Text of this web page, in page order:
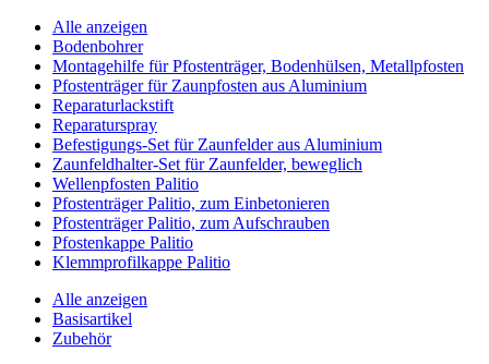
Alle anzeigen
Bodenbohrer
Montagehilfe für Pfostenträger, Bodenhülsen, Metallpfosten
Pfostenträger für Zaunpfosten aus Aluminium
Reparaturlackstift
Reparaturspray
Befestigungs-Set für Zaunfelder aus Aluminium
Zaunfeldhalter-Set für Zaunfelder, beweglich
Wellenpfosten Palitio
Pfostenträger Palitio, zum Einbetonieren
Pfostenträger Palitio, zum Aufschrauben
Pfostenkappe Palitio
Klemmprofilkappe Palitio
Alle anzeigen
Basisartikel
Zubehör